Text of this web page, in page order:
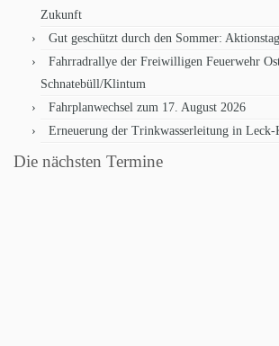
Zukunft
Gut geschützt durch den Sommer:
Fahrradrallye der Freiwilligen Feuerwehr
Schnatebüll/Klintum
Fahrplanwechsel zum 17. August 2026
Erneuerung der Trinkwasserleitung in
Die nächsten Termine